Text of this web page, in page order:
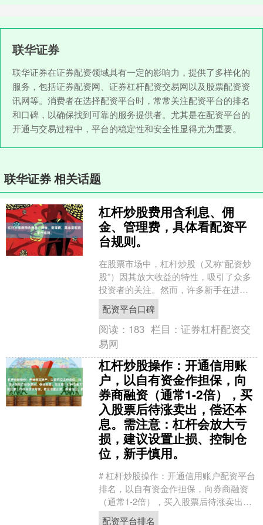
联华证券
联华证券在证券配资领域具有一定的影响力，提供了多样化的
服务，包括证券配资网、证券杠杆配资交易网以及股票配资资
讯网等。消费者在选择配资平台时，常常关注配资平台的排名
和口碑，以确保找到可靠的服务提供者。尤其是在配资平台的
开通与交易过程中，平台的稳定性和安全性显得尤为重要。
联华证券 相关话题
杠杆炒股费用含利息、佣
金、管理费，具体看配资平
台规则。
在股票市场中，杠杆炒股（又称“配资炒
股”）因其放大收益的特性，吸引了众多
投资者的关注。然而，许多新手在进入
这一领域时，往往只看到潜在的收益，
却忽略了背后复杂的费....
配资平台口碑
阅读： 183 栏目：证券杠杆配资交
易网
杠杆炒股操作：开通信用账
户，以自有资金作担保，向
券商融资（通常1-2倍），买
入股票后待涨卖出，偿还本
息。需注意：杠杆会放大亏
损，建议设置止损、控制仓
位，新手慎用。
# 杠杆炒股操作：开通信用账户配资平台
排名，以自有资金作担保，向券商融资
（通常1-2倍），买入股票后待涨卖出，
偿还本息 在股票投资领域，杠杆炒股是
配资平台排名